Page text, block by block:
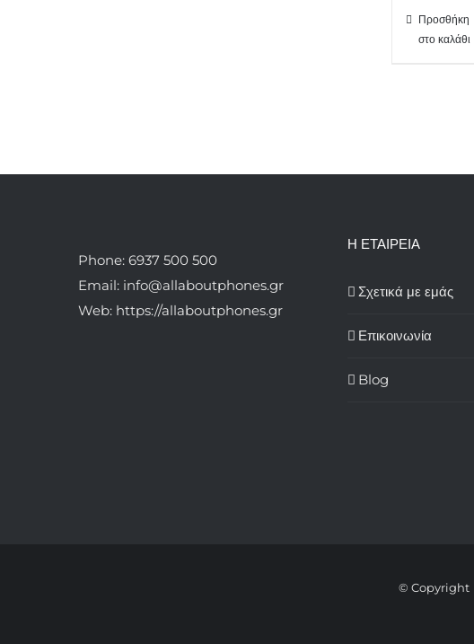
Προσθήκη
στο καλάθι
Phone: 6937 500 500
Email: info@allaboutphones.gr
Web: https://allaboutphones.gr
Η ΕΤΑΙΡΕΙΑ
Σχετικά με εμάς
Επικοινωνία
Blog
© Copyright